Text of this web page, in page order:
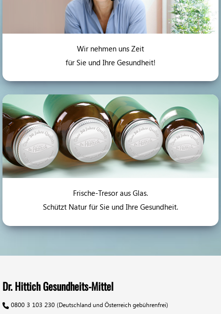
Wir nehmen uns Zeit
für Sie und Ihre Gesundheit!
Frische-Tresor aus Glas.
Schützt Natur für Sie und Ihre Gesundheit.
Dr. Hittich Gesundheits-Mittel
0800 3 103 230(Deutschland und Österreich gebührenfrei)